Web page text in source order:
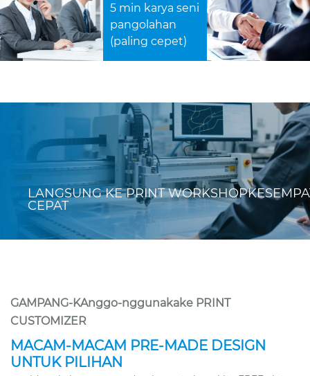
5 min karya seni
pangolahan
(paling cepet)
LANGSUNG KE PRINT WORKSHOP
CEPAT
GAMPANG-KAnggo-nggunakake PRINT
CUSTOMIZER
MACAM-MACAM PRE-MADE DESIGN
UNTUK PILIHAN